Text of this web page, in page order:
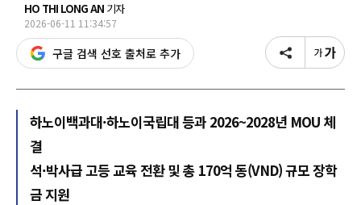
HO THI LONG AN 기자
2026-06-11 11:34:57
구글 검색 선호 출처로 추가
하노이백과대·하노이국립대 등과 2026~2028년 MOU 체
결
석·박사급 고등 교육 전환 및 총 170억 동(VND) 규모 장학
금 지원